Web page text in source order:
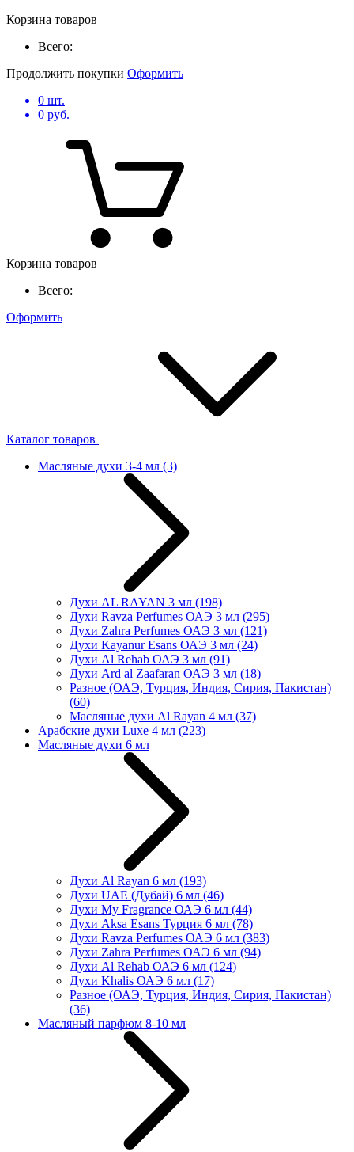
Корзина товаров
Всего:
Продолжить покупки Оформить
0 шт.
0 руб.
Корзина товаров
Всего:
Оформить
Каталог товаров
Масляные духи 3-4 мл (3)
Духи AL RAYAN 3 мл (198)
Духи Ravza Perfumes ОАЭ 3 мл (295)
Духи Zahra Perfumes ОАЭ 3 мл (121)
Духи Kayanur Esans ОАЭ 3 мл (24)
Духи Al Rehab ОАЭ 3 мл (91)
Духи Ard al Zaafaran ОАЭ 3 мл (18)
Разное (ОАЭ, Турция, Индия, Сирия, Пакистан)
(60)
Масляные духи Al Rayan 4 мл (37)
Арабские духи Luxe 4 мл (223)
Масляные духи 6 мл
Духи Al Rayan 6 мл (193)
Духи UAE (Дубай) 6 мл (46)
Духи My Fragrance ОАЭ 6 мл (44)
Духи Aksa Esans Турция 6 мл (78)
Духи Ravza Perfumes ОАЭ 6 мл (383)
Духи Zahra Perfumes ОАЭ 6 мл (94)
Духи Al Rehab ОАЭ 6 мл (124)
Духи Khalis ОАЭ 6 мл (17)
Разное (ОАЭ, Турция, Индия, Сирия, Пакистан)
(36)
Масляный парфюм 8-10 мл